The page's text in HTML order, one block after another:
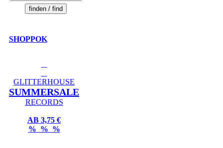
SHOPPOK
GLITTERHOUSE
SUMMERSALE
RECORDS
AB 3,75 €
% % %